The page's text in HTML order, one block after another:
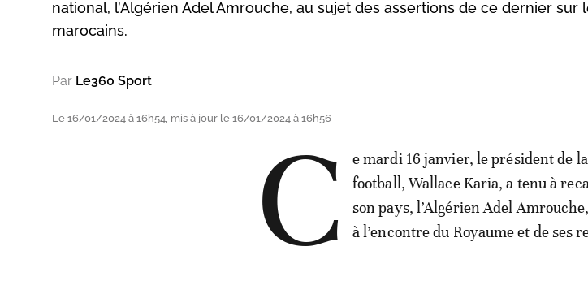
national, l’Algérien Adel Amrouche, au sujet des assertions de ce dernier
marocains.
Par Le360 Sport
Le 16/01/2024 à 16h54, mis à jour le 16/01/2024 à 16h56
C
e mardi 16 janvier, le président de
football, Wallace Karia, a tenu à
son pays, l’Algérien Adel
à l’encontre du Royaume et de ses